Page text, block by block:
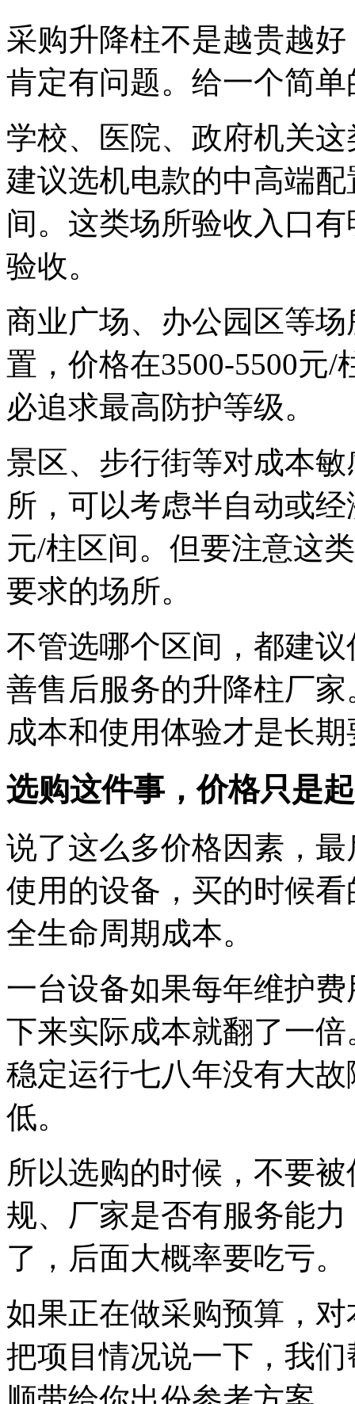
采购升降柱不是越贵越
肯定有问题。给一个简
学校、医院、政府机关
建议选机电款的中高端
间。这类场所验收入口
验收。
商业广场、办公园区等
置，价格在3500-5500元
必追求最高防护等级。
景区、步行街等对成本
所，可以考虑半自动或
元/柱区间。但要注意这
要求的场所。
不管选哪个区间，都建
善售后服务的升降柱厂
成本和使用体验才是长
选购这件事，价格只是
说了这么多价格因素，
使用的设备，买的时候
全生命周期成本。
一台设备如果每年维护
下来实际成本就翻了一
稳定运行七八年没有大
低。
所以选购的时候，不要
规、厂家是否有服务能
了，后面大概率要吃亏。
如果正在做采购预算，
把项目情况说一下，我